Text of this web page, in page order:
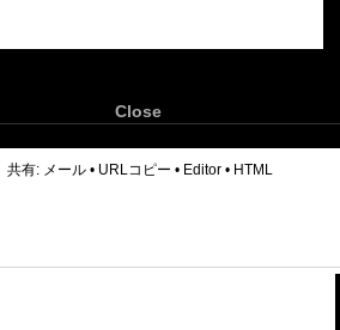
Close
共有: メール • URLコピー • Editor • HTML